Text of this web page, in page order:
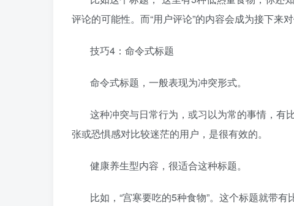
评论的可能性。而“用户评论”的内容会成为接下来对
技巧4：命令式标题
命令式标题，一般表现为冲突形式。
这种冲突与日常行为，或习以为常的事情，有
张或恐惧感对比较迷茫的用户，是很有效的。
健康养生型内容，很适合这种标题。
比如，“宫寒要吃的5种食物”。这个标题就带